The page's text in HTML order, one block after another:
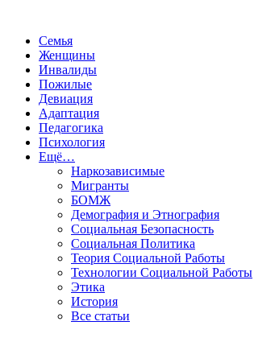
Семья
Женщины
Инвалиды
Пожилые
Девиация
Адаптация
Педагогика
Психология
Ещё…
Наркозависимые
Мигранты
БОМЖ
Демография и Этнография
Социальная Безопасность
Социальная Политика
Теория Социальной Работы
Технологии Социальной Работы
Этика
История
Все статьи